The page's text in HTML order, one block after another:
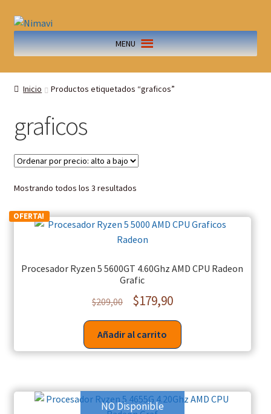
MENU
Inicio Productos etiquetados “graficos”
graficos
Mostrando todos los 3 resultados
OFERTA!
Procesador Ryzen 5 5600GT 4.60Ghz AMD CPU Radeon
Grafic
$209,00 $179,90
Añadir al carrito
NO Disponible